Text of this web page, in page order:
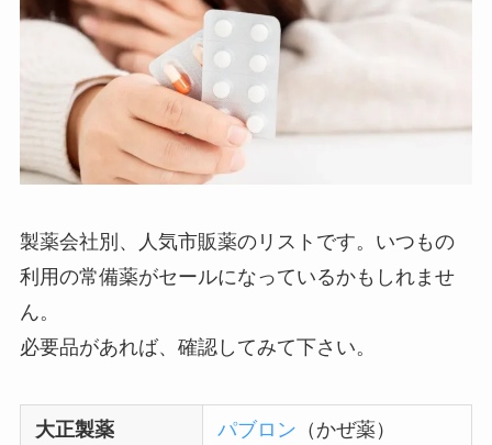
製薬会社別、人気市販薬のリストです。いつもの
利用の常備薬がセールになっているかもしれませ
ん。
必要品があれば、確認してみて下さい。
大正製薬 パブロン （かぜ薬）